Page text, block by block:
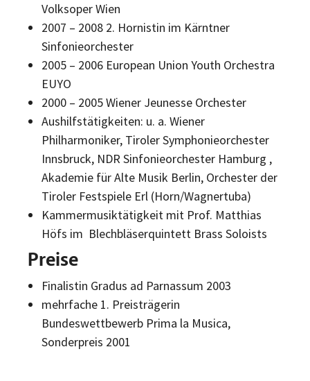
Volksoper Wien
2007 – 2008 2. Hornistin im Kärntner
Sinfonieorchester
2005 – 2006 European Union Youth Orchestra
EUYO
2000 – 2005 Wiener Jeunesse Orchester
Aushilfstätigkeiten: u. a. Wiener
Philharmoniker, Tiroler Symphonieorchester
Innsbruck, NDR Sinfonieorchester Hamburg ,
Akademie für Alte Musik Berlin, Orchester der
Tiroler Festspiele Erl (Horn/Wagnertuba)
Kammermusiktätigkeit mit Prof. Matthias
Höfs im Blechbläserquintett Brass Soloists
Preise
Finalistin Gradus ad Parnassum 2003
mehrfache 1. Preisträgerin
Bundeswettbewerb Prima la Musica,
Sonderpreis 2001